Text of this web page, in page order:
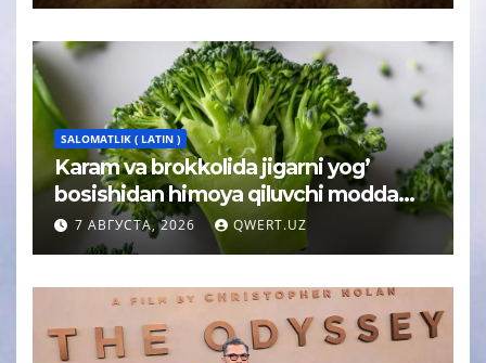
SALOMATLIK ( LATIN )
Karam va brokkolida jigarni yog’
bosishidan himoya qiluvchi modda
topildi
7 АВГУСТА, 2026 QWERT.UZ